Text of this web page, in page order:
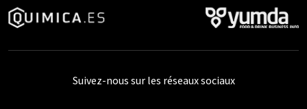
Suivez-nous sur les réseaux sociaux